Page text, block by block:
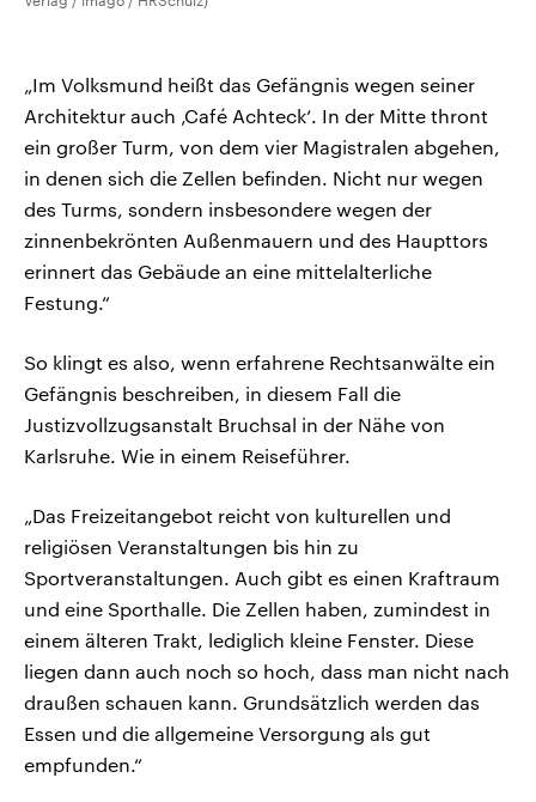
„Im Volksmund heißt das Gefängnis wegen seiner
Architektur auch ‚Café Achteck‘. In der Mitte thront
ein großer Turm, von dem vier Magistralen abgehen,
in denen sich die Zellen befinden. Nicht nur wegen
des Turms, sondern insbesondere wegen der
zinnenbekrönten Außenmauern und des Haupttors
erinnert das Gebäude an eine mittelalterliche
Festung.“
So klingt es also, wenn erfahrene Rechtsanwälte ein
Gefängnis beschreiben, in diesem Fall die
Justizvollzugsanstalt Bruchsal in der Nähe von
Karlsruhe. Wie in einem Reiseführer.
„Das Freizeitangebot reicht von kulturellen und
religiösen Veranstaltungen bis hin zu
Sportveranstaltungen. Auch gibt es einen Kraftraum
und eine Sporthalle. Die Zellen haben, zumindest in
einem älteren Trakt, lediglich kleine Fenster. Diese
liegen dann auch noch so hoch, dass man nicht nach
draußen schauen kann. Grundsätzlich werden das
Essen und die allgemeine Versorgung als gut
empfunden.“